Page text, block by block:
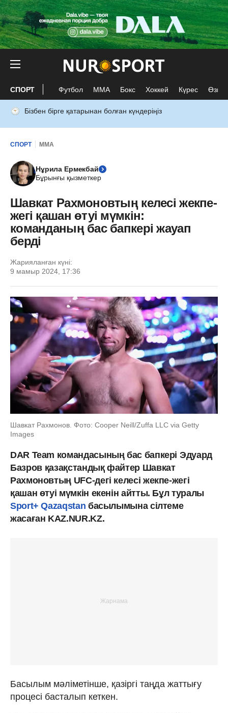
СПОРТ Футбол ММА Бокс Хоккей Күрес Өзге
Бізбен бірге қатарынан болған күндеріңіз
СПОРТ ММА
Нұрила Ермекбай
Бұрынғы қызметкер
Шавкат Рахмоновтың келесі жекпе-
жегі қашан өтуі мүмкін:
команданың бас бапкері жауап
берді
Жарияланған күні:
9 мамыр 2024, 17:36
Шавкат Рахмонов. Фото: Cooper Neill/Zuffa LLC via Getty
Images
DAR Team командасының бас бапкері Эдуард
Базров қазақстандық файтер Шавкат
Рахмоновтың UFC-дегі келесі жекпе-жегі
қашан өтуі мүмкін екенін айтты. Бұл туралы
Sport+ Qazaqstan басылымына сілтеме
жасаған KAZ.NUR.KZ.
Басылым мәліметінше, қазіргі таңда жаттығу
процесі басталып кеткен.